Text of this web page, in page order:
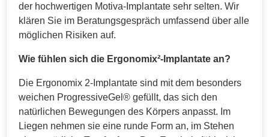
der hochwertigen Motiva-Implantate sehr selten. Wir
klären Sie im Beratungsgespräch umfassend über alle
möglichen Risiken auf.
Wie fühlen sich die Ergonomix²-Implantate an?
Die Ergonomix 2-Implantate sind mit dem besonders
weichen ProgressiveGel® gefüllt, das sich den
natürlichen Bewegungen des Körpers anpasst. Im
Liegen nehmen sie eine runde Form an, im Stehen